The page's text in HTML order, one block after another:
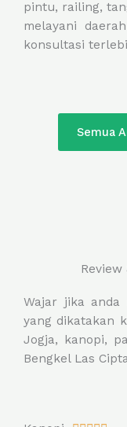
pintu, railing,
melayani
konsultasi
Semua
Wajar jika
yang dikatakan
Jogja, kanopi,
Bengkel Las